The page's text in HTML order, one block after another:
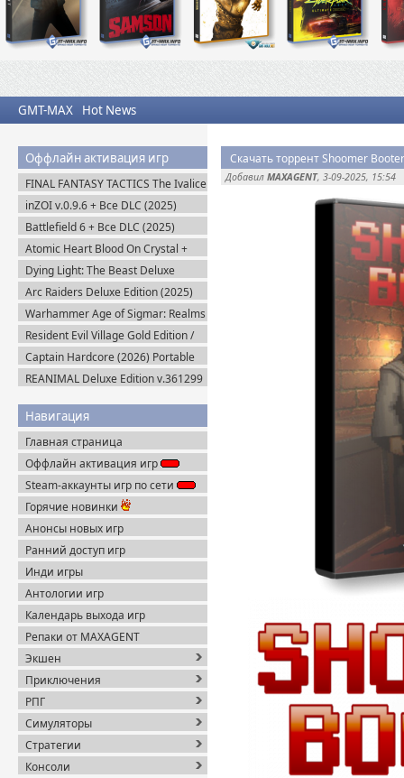
GMT-MAX Hot News
Оффлайн активация игр
FINAL FANTASY TACTICS The Ivalice
Chronicles (2025) Steam-Rip
inZOI v.0.9.6 + Все DLC (2025)
Пиратка
Battlefield 6 + Все DLC (2025)
Portable
Atomic Heart Blood On Crystal +
Все DLC (2026) Пиратка
Dying Light: The Beast Deluxe
Edition v.1.6.4 + Все DLC (2025)
Пиратка
Arc Raiders Deluxe Edition (2025)
Steam-Rip
Warhammer Age of Sigmar: Realms
of Ruin Ultimate Edition (2023)
Steam-Rip
Resident Evil Village Gold Edition /
Resident Evil 8 (2021) Portable
Captain Hardcore (2026) Portable
REANIMAL Deluxe Edition v.361299
Навигация
Главная страница
Оффлайн активация игр
Steam-аккаунты игр по сети
Горячие новинки
Анонсы новых игр
Ранний доступ игр
Инди игры
Антологии игр
Календарь выхода игр
Репаки от MAXAGENT
Экшен
Приключения
РПГ
Симуляторы
Стратегии
Консоли
Скачать торрент Shoomer
Добавил MAXAGENT, 3-09-2025, 15:54